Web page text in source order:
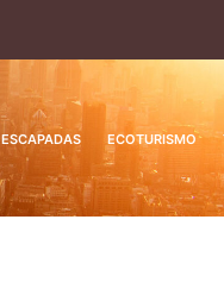
ESCAPADAS ECOTURISMO